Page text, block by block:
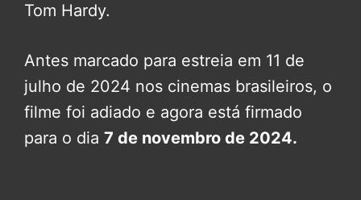
Tom Hardy.
Antes marcado para estreia em 11 de
julho de 2024 nos cinemas brasileiros, o
filme foi adiado e agora está firmado
para o dia 7 de novembro de 2024.